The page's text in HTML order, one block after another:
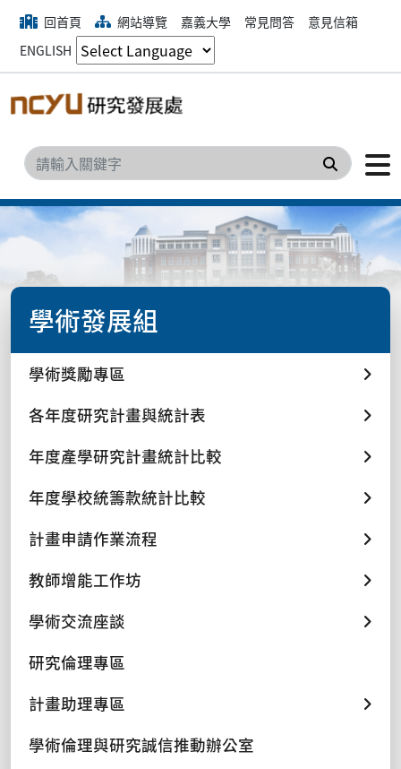
回首頁 網站導覽 嘉義大學 常見問答
意見信箱
ENGLISH
搜尋
學術發展組
學術獎勵專區
各年度研究計畫與統計表
年度產學研究計畫統計比較
年度學校統籌款統計比較
計畫申請作業流程
教師增能工作坊
學術交流座談
研究倫理專區
計畫助理專區
學術倫理與研究誠信推動辦公室